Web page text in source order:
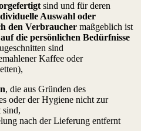
sind und für deren
Auswahl oder
den Verbraucher maßgeblich ist
die persönlichen Bedürfnisse
sind
Kaffee oder
, die aus Gründen des
oder der Hygiene nicht zur
sind,
nach der Lieferung entfernt